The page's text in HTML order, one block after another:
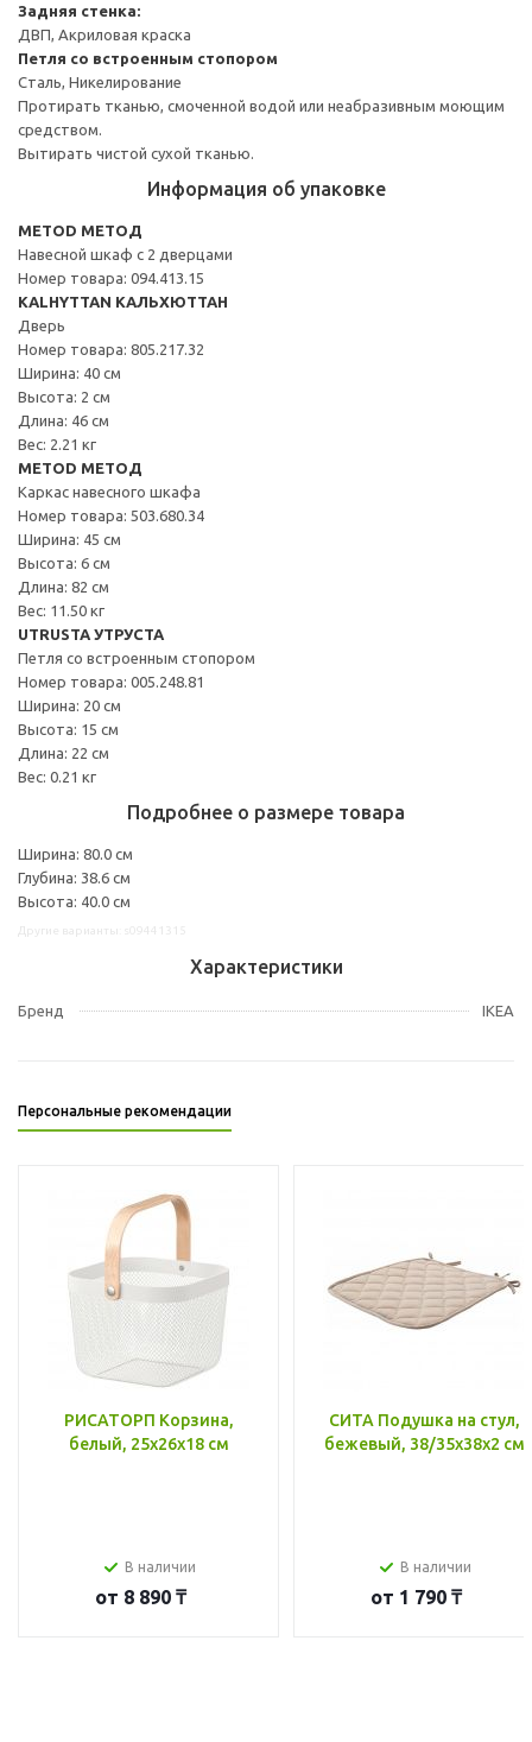
Задняя стенка:
ДВП, Акриловая краска
Петля со встроенным стопором
Сталь, Никелирование
Протирать тканью, смоченной водой или неабразивным моющим
средством.
Вытирать чистой сухой тканью.
Информация об упаковке
METOD МЕТОД
Навесной шкаф с 2 дверцами
Номер товара: 094.413.15
KALHYTTAN КАЛЬХЮТТАН
Дверь
Номер товара: 805.217.32
Ширина: 40 см
Высота: 2 см
Длина: 46 см
Вес: 2.21 кг
METOD МЕТОД
Каркас навесного шкафа
Номер товара: 503.680.34
Ширина: 45 см
Высота: 6 см
Длина: 82 см
Вес: 11.50 кг
UTRUSTA УТРУСТА
Петля со встроенным стопором
Номер товара: 005.248.81
Ширина: 20 см
Высота: 15 см
Длина: 22 см
Вес: 0.21 кг
Подробнее о размере товара
Ширина: 80.0 см
Глубина: 38.6 см
Высота: 40.0 см
Характеристики
Бренд IKEA
Персональные рекомендации
РИСАТОРП Корзина,
белый, 25x26x18 см
В наличии
от 8 890 ₸
СИТА Подушка на стул,
бежевый, 38/35x38x2 см
В наличии
от 1 790 ₸